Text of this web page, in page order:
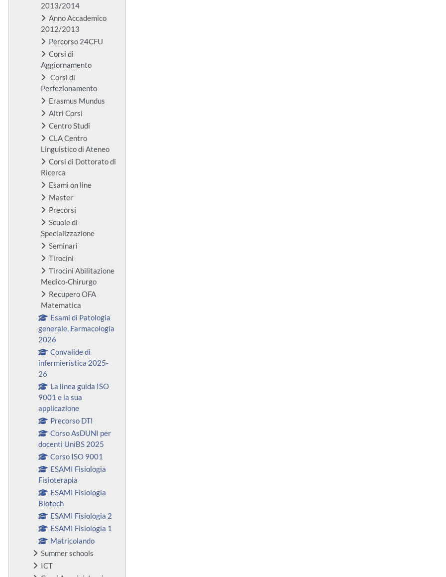
2013/2014
Anno Accademico
2012/2013
Percorso 24CFU
Corsi di
Aggiornamento
Corsi di
Perfezionamento
Erasmus Mundus
Altri Corsi
Centro Studi
CLA Centro
Linguistico di Ateneo
Corsi di Dottorato di
Ricerca
Esami on line
Master
Precorsi
Scuole di
Specializzazione
Seminari
Tirocini
Tirocini Abilitazione
Medico-Chirurgo
Recupero OFA
Matematica
Esami di Patologia
generale, Farmacologia
2026
Convalide di
infermieristica 2025-
26
La linea guida ISO
9001 e la sua
applicazione
Precorso DTI
Corso AsDUNI per
docenti UniBS 2025
Corso ISO 9001
ESAMI Fisiologia
Fisioterapia
ESAMI Fisiologia
Biotech
ESAMI Fisiologia 2
ESAMI Fisiologia 1
Matricolando
Summer schools
ICT